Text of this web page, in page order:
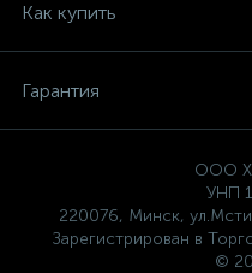
Как купить
Гарантия
ООО
УНП
220076, Минск,
Зарегистрирован в
©